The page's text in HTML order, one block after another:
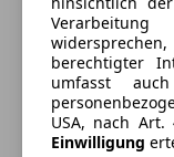
Außenfarbe
Farbe laut
Lackierung
berechtigter
umfasst
USA, nach Art.
Einwilligung